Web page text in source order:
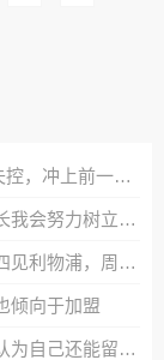
又是“友谊赛”😨奥斯梅恩与对手冲突情绪失控，冲上前一把推翻
巴尔韦德：没料到穆帅这么亲和；成为队长我会努力树立正向表率
阿劳霍外租时间线：周二会面弗里克，周四见利物浦，周五晚间敲定
倾向于加盟
世体：亚特兰大联考虑引进莫拉塔，球员认为自己还能留在顶级联赛